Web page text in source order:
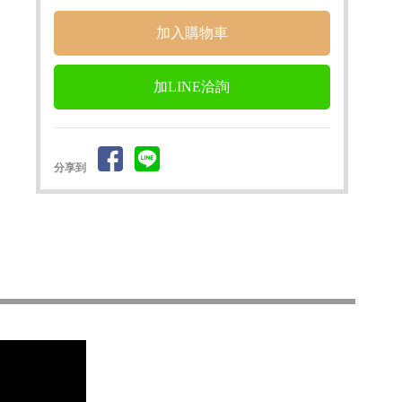
加LINE洽詢
分享到